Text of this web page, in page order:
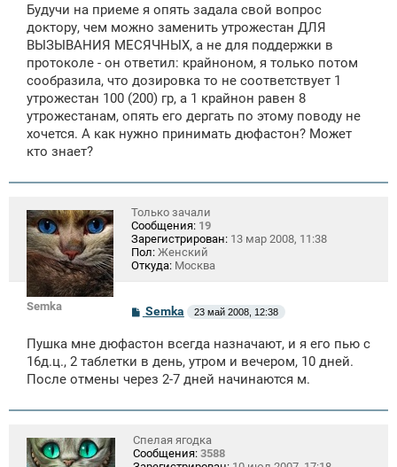
б
щ
е
н
и
Будучи на приеме я опять задала свой вопрос
доктору, чем можно заменить утрожестан ДЛЯ
ВЫЗЫВАНИЯ МЕСЯЧНЫХ, а не для поддержки в
протоколе - он ответил: крайноном, я только потом
сообразила, что дозировка то не соответствует 1
утрожестан 100 (200) гр, а 1 крайнон равен 8
утрожестанам, опять его дергать по этому поводу не
хочется. А как нужно принимать дюфастон? Может
кто знает?
Semka
Только зачали
Сообщения: 19
Зарегистрирован: 13 мар 2008, 11:38
Пол: Женский
Откуда: Москва
С
б
щ
н
е
Semka 23 май 2008, 12:38
Пушка мне дюфастон всегда назначают, и я его пью с
16д.ц., 2 таблетки в день, утром и вечером, 10 дней.
После отмены через 2-7 дней начинаются м.
Спелая ягодка
Сообщения: 3588